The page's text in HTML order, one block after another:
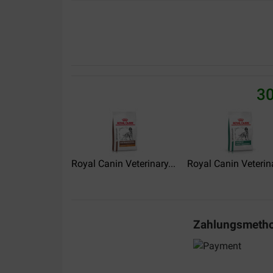
Translate to English
Colombani Sylvie
26-04-2024
Royal Canin Veterinary... Royal Canin